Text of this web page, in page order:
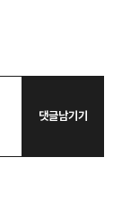
댓글남기기